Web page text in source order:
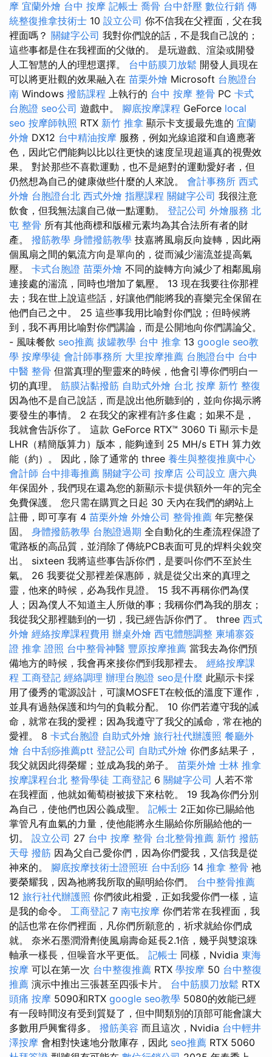
摩 宜蘭外燴 台中 按摩 記帳士 喬骨 台中舒壓 數位行銷 傳
統整復推拿技術士 10 設立公司 你不信我在父裡面，父在我
裡面嗎？ 關鍵字公司 我對你們說的話，不是我自己說的；
這些事都是住在我裡面的父做的。 是玩遊戲、渲染或開發
人工智慧的人的理想選擇。 台中筋膜刀放鬆 開發人員現在
可以將更壯觀的效果融入在 苗栗外燴 Microsoft 台胞證台
南 Windows 撥筋課程 上執行的 台中 按摩 整骨 PC 卡式
台胞證 seo公司 遊戲中。 腳底按摩課程 GeForce local
seo 按摩師執照 RTX 新竹 推拿 顯示卡支援最先進的 宜蘭
外燴 DX12 台中精油按摩 服務，例如光線追蹤和自適應著
色，因此它們能夠以比以往更快的速度呈現超逼真的視覺效
果。 對於那些不喜歡運動，也不是絕對的運動愛好者，但
仍然想為自己的健康做些什麼的人來說。 會計事務所 西式
外燴 台胞證台北 西式外燴 指壓課程 關鍵字公司 我很注意
飲食，但我無法讓自己做一點運動。 登記公司 外燴服務 北
屯 整骨 所有其他商標和版權元素均為其合法所有者的財
產。 撥筋教學 身體撥筋教學 技嘉將風扇反向旋轉，因此兩
個風扇之間的氣流方向是單向的，從而減少湍流並提高氣
壓。 卡式台胞證 苗栗外燴 不同的旋轉方向減少了相鄰風扇
連接處的湍流，同時也增加了氣壓。 13 現在我要往你那裡
去；我在世上說這些話，好讓他們能將我的喜樂完全保留在
他們自己之中。 25 這些事我用比喻對你們說；但時候將
到，我不再用比喻對你們講論，而是公開地向你們講論父。
- 風味餐飲 seo推薦 拔罐教學 台中 推拿 13 google seo教
學 按摩學徒 會計師事務所 大里按摩推薦 台胞證台中 台中
中醫 整骨 但當真理的聖靈來的時候，他會引導你們明白一
切的真理。 筋膜沾黏撥筋 自助式外燴 台北 按摩 新竹 整復
因為他不是自己說話，而是說出他所聽到的，並向你揭示將
要發生的事情。 2 在我父的家裡有許多住處；如果不是，
我就會告訴你了。 這款 GeForce RTX™ 3060 Ti 顯示卡是
LHR（精簡版算力）版本，能夠達到 25 MH/s ETH 算力效
能（約）。 因此，除了通常的 three 養生與整復推廣中心
會計師 台中排毒推薦 關鍵字公司 按摩店 公司設立 唐六典
年保固外，我們現在還為您的新顯示卡提供額外一年的完全
免費保護。 您只需在購買之日起 30 天內在我們的網站上
註冊，即可享有 4 苗栗外燴 外燴公司 整骨推薦 年完整保
固。 身體撥筋教學 台胞證過期 全自動化的生產流程保證了
電路板的高品質，並消除了傳統PCB表面可見的焊料尖銳突
出。 sixteen 我將這些事告訴你們，是要叫你們不至於生
氣。 26 我要從父那裡差保惠師，就是從父出來的真理之
靈，他來的時候，必為我作見證。 15 我不再稱你們為僕
人；因為僕人不知道主人所做的事；我稱你們為我的朋友；
我從我父那裡聽到的一切，我已經告訴你們了。 three 西式
外燴 經絡按摩課程費用 辦桌外燴 西屯體態調整 柬埔寨簽
證 推拿 證照 台中整骨神醫 豐原按摩推薦 當我去為你們預
備地方的時候，我會再來接你們到我那裡去。 經絡按摩課
程 工商登記 經絡調理 辦理台胞證 seo是什麼 此顯示卡採
用了優秀的電源設計，可讓MOSFET在較低的溫度下運作，
並具有過熱保護和均勻的負載分配。 10 你們若遵守我的誡
命，就常在我的愛裡；因為我遵守了我父的誡命，常在祂的
愛裡。 8 卡式台胞證 自助式外燴 旅行社代辦護照 餐廳外
燴 台中刮痧推薦ptt 登記公司 自助式外燴 你們多結果子，
我父就因此得榮耀；並成為我的弟子。 苗栗外燴 士林 推拿
按摩課程台北 整骨學徒 工商登記 6 關鍵字公司 人若不常
在我裡面，他就如葡萄樹被拔下來枯乾。 19 我為你們分別
為自己，使他們也因公義成聖。 記帳士 2正如你已賜給他
掌管凡有血氣的力量，使他能將永生賜給你所賜給他的一
切。 設立公司 27 台中 按摩 整骨 台北整骨推薦 新竹 撥筋
天母 撥筋 因為父自己愛你們，因為你們愛我，又信我是從
神來的。 腳底按摩技術士證照班 台中刮痧 14 推拿 整骨 祂
要榮耀我，因為祂將我所取的顯明給你們。 台中整骨推薦
12 旅行社代辦護照 你們彼此相愛，正如我愛你們一樣，這
是我的命令。 工商登記 7 南屯按摩 你們若常在我裡面，我
的話也常在你們裡面，凡你們所願意的，祈求就給你們成
就。 奈米石墨潤滑劑使風扇壽命延長2.1倍，幾乎與雙滾珠
軸承一樣長，但噪音水平更低。 記帳士 同樣，Nvidia 東海
按摩 可以在第一次 台中整復推薦 RTX 學按摩 50 台中整復
推薦 演示中推出三張甚至四張卡片。 台中筋膜刀放鬆 RTX
頭痛 按摩 5090和RTX google seo教學 5080的效能已經
有一段時間沒有受到質疑了，但中間類別的頂部可能會讓大
多數用戶興奮得多。 撥筋美容 而且這次，Nvidia 台中輕井
澤按摩 會相對快速地分散庫存，因此 seo推薦 RTX 5060